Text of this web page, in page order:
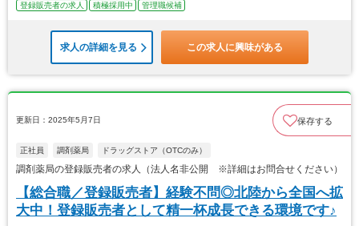
登録販売者の求人
積極採用中 管理職候補
求人の詳細を見る この求人に興味がある
更新日：2025年5月7日 保存する
正社員 調剤薬局 ドラッグストア（OTCのみ）
調剤薬局の登録販売者の求人（法人名非公開 ※詳細はお問合せください）
【総合職／登録販売者】経験不問◎北陸から全国へ拡
大中！登録販売者として精一杯成長できる環境です♪